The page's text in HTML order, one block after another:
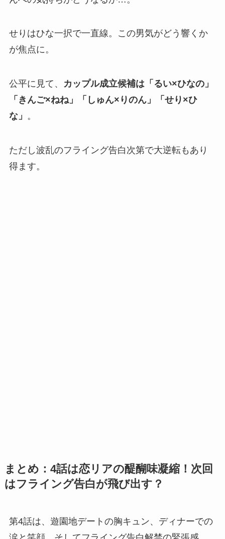
せりはひな一択で一直線。この男気がどう響くか
が焦点に。
公平に見て、
カップル成立候補は「るい×ひなの」
「きんご×ねね」「しゅん×りのん」「せり×ひ
な」 。
ただし波乱のフライング告白次第で大逆転もあり
得ます。
まとめ：4話は恋リアの醍醐味凝縮！次回
はフライング告白が飛び出す？
第4話は、遊園地デートの胸キュン、ディナーでの